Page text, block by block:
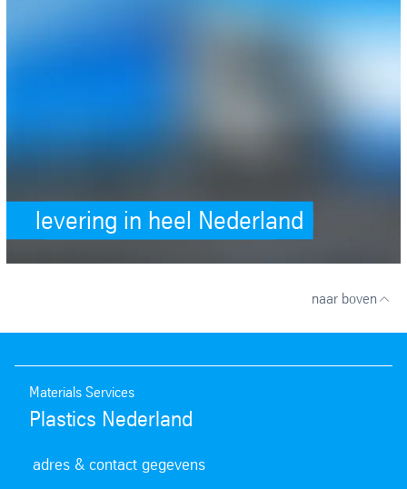
levering in heel Nederland
naar boven
Materials Services
Plastics Nederland
adres & contact gegevens